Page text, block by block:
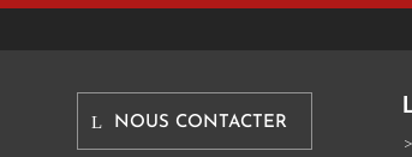
NOUS CONTACTER